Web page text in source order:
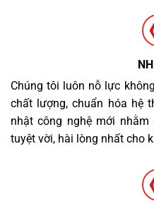
Chúng tôi luôn nỗ lực
chất lượng, chuẩn hóa hệ
nhật công nghệ mới
tuyệt vời, hài lòng nhất cho